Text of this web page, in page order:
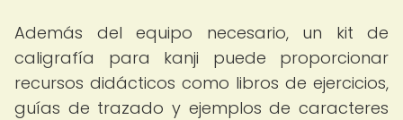
Además del equipo necesario, un kit de
caligrafía para kanji puede proporcionar
recursos didácticos como libros de ejercicios,
guías de trazado y ejemplos de caracteres